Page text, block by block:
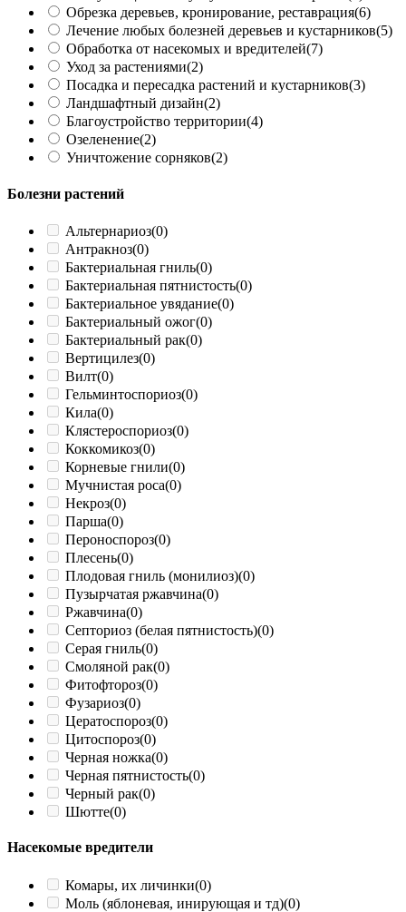
Обрезка деревьев, кронирование, реставрация(6)
Лечение любых болезней деревьев и кустарников(5)
Обработка от насекомых и вредителей(7)
Уход за растениями(2)
Посадка и пересадка растений и кустарников(3)
Ландшафтный дизайн(2)
Благоустройство территории(4)
Озеленение(2)
Уничтожение сорняков(2)
Болезни растений
Альтернариоз(0)
Антракноз(0)
Бактериальная гниль(0)
Бактериальная пятнистость(0)
Бактериальное увядание(0)
Бактериальный ожог(0)
Бактериальный рак(0)
Вертицилез(0)
Вилт(0)
Гельминтоспориоз(0)
Кила(0)
Клястероспориоз(0)
Коккомикоз(0)
Корневые гнили(0)
Мучнистая роса(0)
Некроз(0)
Парша(0)
Пероноспороз(0)
Плесень(0)
Плодовая гниль (монилиоз)(0)
Пузырчатая ржавчина(0)
Ржавчина(0)
Септориоз (белая пятнистость)(0)
Серая гниль(0)
Смоляной рак(0)
Фитофтороз(0)
Фузариоз(0)
Цератоспороз(0)
Цитоспороз(0)
Черная ножка(0)
Черная пятнистость(0)
Черный рак(0)
Шютте(0)
Насекомые вредители
Комары, их личинки(0)
Моль (яблоневая, инирующая и тд)(0)